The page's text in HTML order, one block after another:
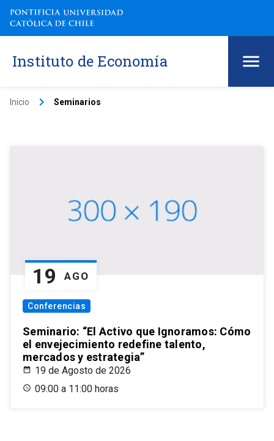
Instituto de Economía
Inicio keyboard_arrow_right Seminarios
19 AGO
Conferencias
Seminario: “El Activo que Ignoramos: Cómo
el envejecimiento redefine talento,
mercados y estrategia”
19 de Agosto de 2026
09:00 a 11:00 horas